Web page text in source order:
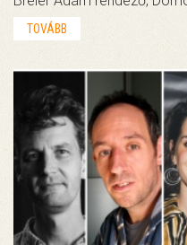
TOVÁBB